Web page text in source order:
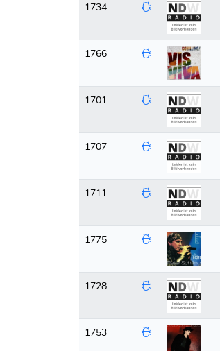
1734
1766
1701
1707
1711
1775
1728
1753